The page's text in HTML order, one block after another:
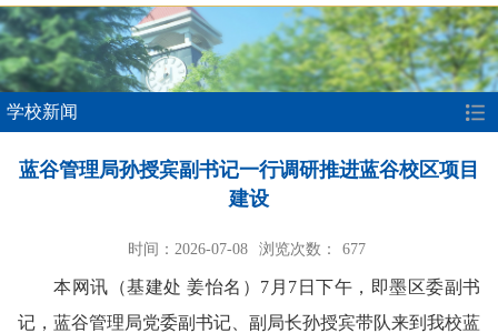
学校新闻
蓝谷管理局孙授宾副书记一行调研推进蓝谷校区项目
建设
时间：2026-07-08 浏览次数： 677
本网讯 （基建处 姜怡名） 7月7日下午，即墨区委副书
记，蓝谷管理局党委副书记、副局长孙授宾带队来到我校蓝